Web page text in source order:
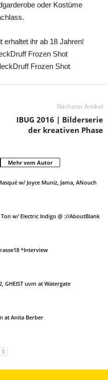
oder Kostüme
erhaltet ihr ab 18 Jahren!
Frozen Shot
Frozen Shot
Nächster Artikel
IBUG 2016 | Bilderserie
der kreativen Phase
Mehr vom Autor
w/ Joyce Muniz, Jama, ANouch
Ton w/ Electric Indigo @ ://AboutBlank
*Interview
GHEIST uvm at Watergate
at Anita Berber